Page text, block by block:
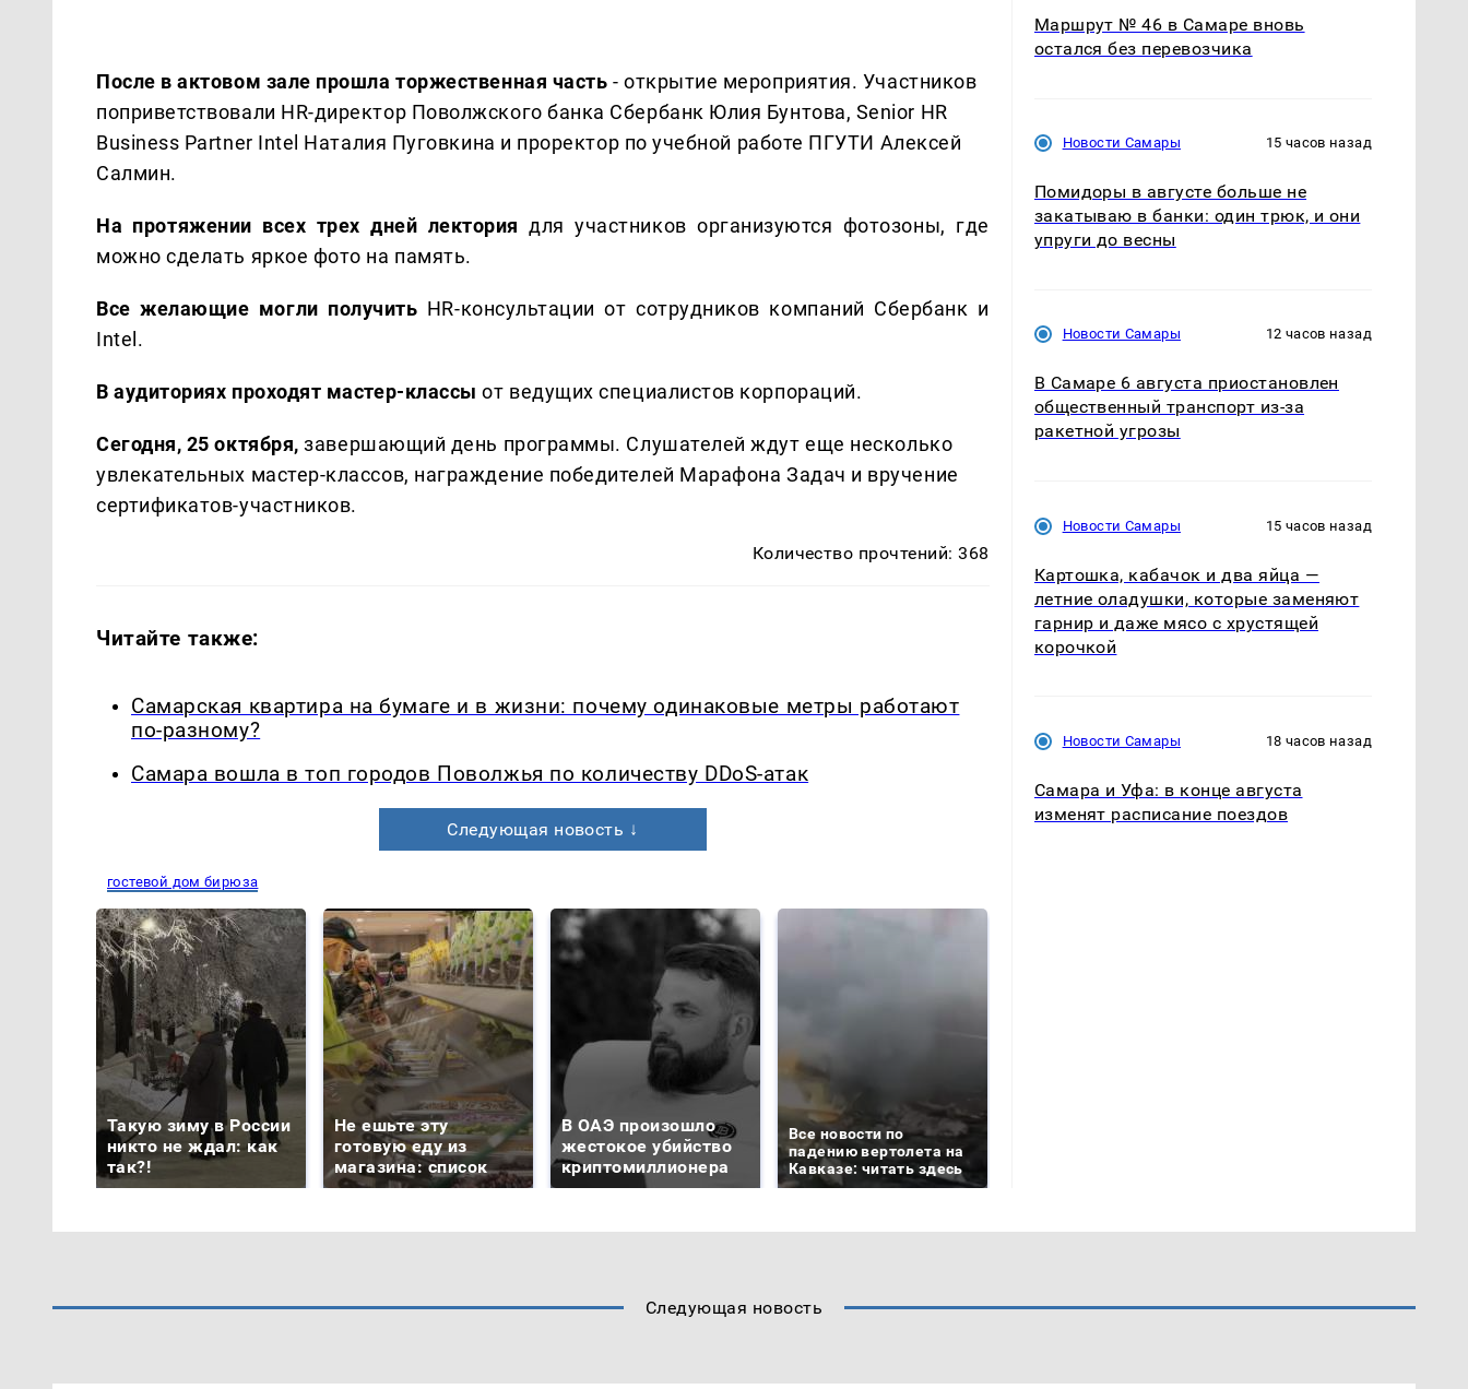
После в актовом зале прошла торжественная часть - открытие мероприятия. Участников
поприветствовали HR-директор Поволжского банка Сбербанк Юлия Бунтова, Senior HR
Business Partner Intel Наталия Пуговкина и проректор по учебной работе ПГУТИ Алексей
Салмин.
На протяжении всех трех дней лекториядля участников организуются фотозоны, где
можно сделать яркое фото на память.
Все желающие могли получить HR-консультации от сотрудников компаний Сбербанк и
Intel.
В аудиториях проходят мастер-классы от ведущих специалистов корпораций.
Сегодня, 25 октября, завершающий день программы. Слушателей ждут еще несколько
увлекательных мастер-классов, награждение победителей Марафона Задач и вручение
сертификатов-участников.
Количество прочтений: 368
Читайте также:
Самарская квартира на бумаге и в жизни: почему одинаковые метры работают
по-разному?
Самара вошла в топ городов Поволжья по количеству DDoS-атак
Следующая новость ↓
гостевой дом бирюза
Такую зиму в России
никто не ждал: как
так?!
Не ешьте эту
готовую еду из
магазина: список
В ОАЭ произошло
жестокое убийство
криптомиллионера
Все новости по
падению вертолета на
Кавказе: читать здесь
Маршрут № 46 в Самаре вновь
остался без перевозчика
Новости Самары 15 часов назад
Помидоры в августе больше не
закатываю в банки: один трюк, и они
упруги до весны
Новости Самары 12 часов назад
В Самаре 6 августа приостановлен
общественный транспорт из-за
ракетной угрозы
Новости Самары 15 часов назад
Картошка, кабачок и два яйца —
летние оладушки, которые заменяют
гарнир и даже мясо с хрустящей
корочкой
Новости Самары 18 часов назад
Самара и Уфа: в конце августа
изменят расписание поездов
Следующая новость